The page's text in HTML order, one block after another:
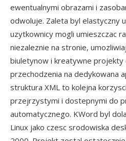
ewentualnymi obrazami i
odwoluje. Zaleta byl elastyczny
uzytkownicy mogli umieszczac
niezaleznie na stronie,
biuletynow i kreatywne projekty
przechodzenia na dedykowana
struktura XML to kolejna
przejrzystymi i dostepnymi do
automatycznego. KWord byl
Linux jako czesc srodowiska